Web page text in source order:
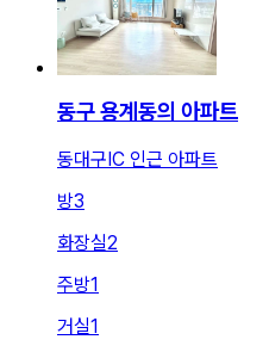
동구 용계동의 아파트
동대구IC 인근 아파트
방3
화장실2
주방1
거실1